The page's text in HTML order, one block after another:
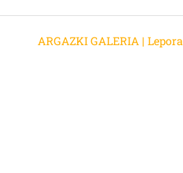
ARGAZKI GALERIA |